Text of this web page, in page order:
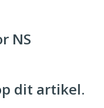
NS
dit artikel.